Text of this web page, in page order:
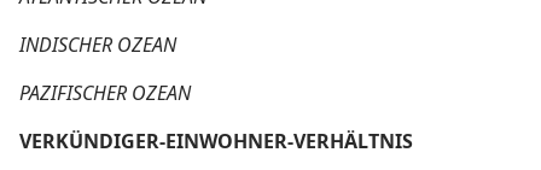
INDISCHER OZEAN
PAZIFISCHER OZEAN
VERKÜNDIGER-EINWOHNER-VERHÄLTNIS